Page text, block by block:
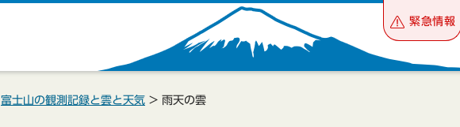
緊急情報
富士山の観測記録と雲と天気 > 雨天の雲